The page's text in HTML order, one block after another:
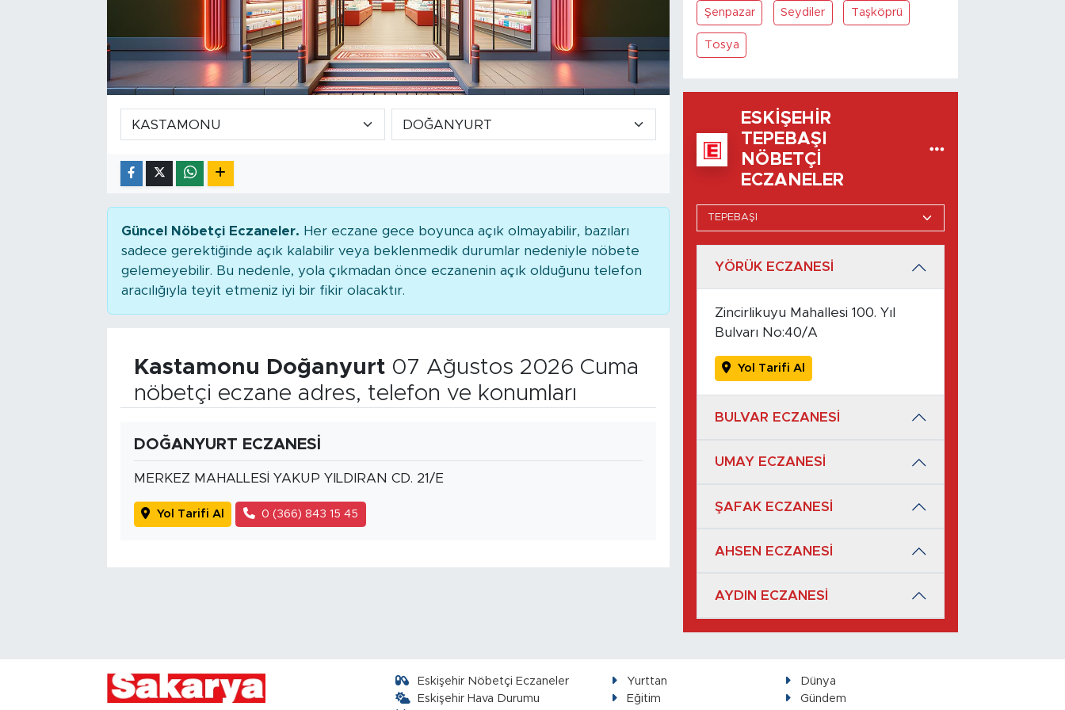
Güncel Nöbetçi Eczaneler. Her eczane gece boyunca açık olmayabilir, bazıları
sadece gerektiğinde açık kalabilir veya beklenmedik durumlar nedeniyle nöbete
gelemeyebilir. Bu nedenle, yola çıkmadan önce eczanenin açık olduğunu telefon
aracılığıyla teyit etmeniz iyi bir fikir olacaktır.
Kastamonu Doğanyurt07 Ağustos 2026 Cuma
nöbetçi eczane adres, telefon ve konumları
DOĞANYURT ECZANESİ
MERKEZ MAHALLESİ YAKUP YILDIRAN CD. 21/E
Yol Tarifi Al 0 (366) 843 15 45
Şenpazar Seydiler Taşköprü
Tosya
ESKIŞEHIR
TEPEBAŞI
NÖBETÇI
ECZANELER
YÖRÜK ECZANESİ
Zincirlikuyu Mahallesi 100. Yıl
Bulvarı No:40/A
Yol Tarifi Al
BULVAR ECZANESİ
UMAY ECZANESİ
ŞAFAK ECZANESİ
AHSEN ECZANESİ
AYDIN ECZANESİ
Eskişehir Nöbetçi Eczaneler
Eskişehir Hava Durumu
Yurttan
Dünya
Eğitim
Gündem